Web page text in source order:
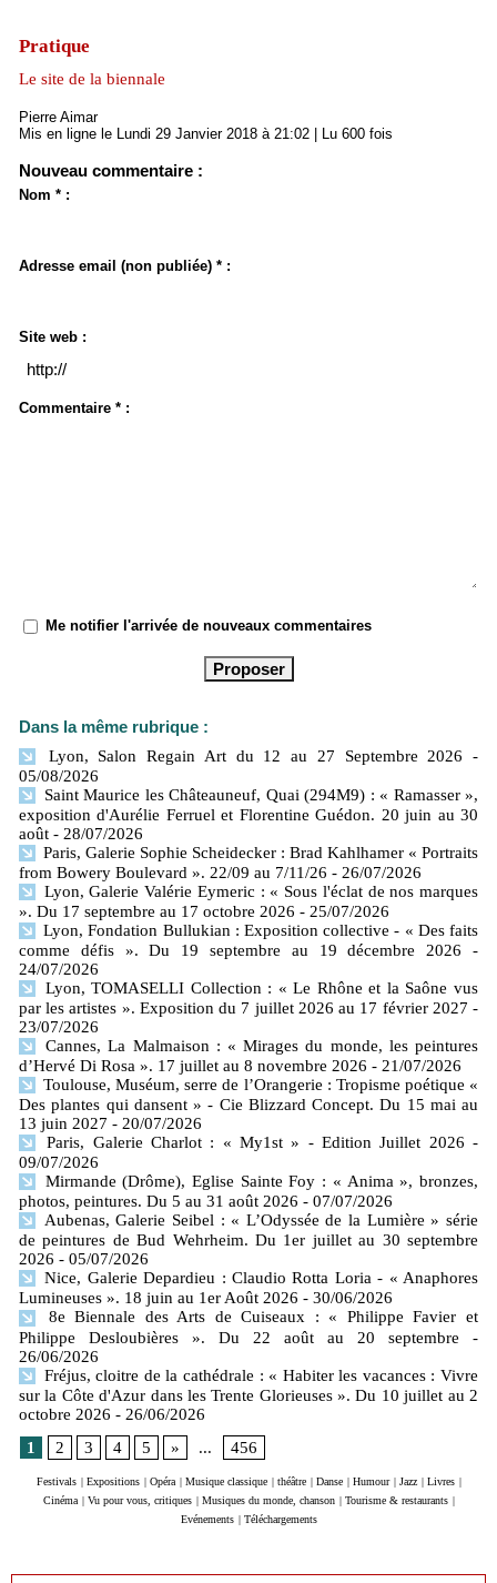
Pratique
Le site de la biennale
Pierre Aimar
Mis en ligne le Lundi 29 Janvier 2018 à 21:02 | Lu 600 fois
Nouveau commentaire :
Nom * :
Adresse email (non publiée) * :
Site web :
Commentaire * :
Me notifier l'arrivée de nouveaux commentaires
Dans la même rubrique :
Lyon, Salon Regain Art du 12 au 27 Septembre 2026
-
05/08/2026
Saint Maurice les Châteauneuf, Quai (294M9) : « Ramasser »,
exposition d'Aurélie Ferruel et Florentine Guédon. 20 juin au 30
août - 28/07/2026
Paris, Galerie Sophie Scheidecker : Brad Kahlhamer « Portraits
from Bowery Boulevard ». 22/09 au 7/11/26 - 26/07/2026
Lyon, Galerie Valérie Eymeric : « Sous l'éclat de nos marques
». Du 17 septembre au 17 octobre 2026 - 25/07/2026
Lyon, Fondation Bullukian : Exposition collective - « Des faits
comme défis ». Du 19 septembre au 19 décembre 2026
-
24/07/2026
Lyon, TOMASELLI Collection : « Le Rhône et la Saône vus
par les artistes ». Exposition du 7 juillet 2026 au 17 février 2027 -
23/07/2026
Cannes, La Malmaison : « Mirages du monde, les peintures
d’Hervé Di Rosa ». 17 juillet au 8 novembre 2026 - 21/07/2026
Toulouse, Muséum, serre de l’Orangerie : Tropisme poétique «
Des plantes qui dansent » - Cie Blizzard Concept. Du 15 mai au
13 juin 2027 - 20/07/2026
Paris, Galerie Charlot : « My1st » - Edition Juillet 2026 -
09/07/2026
Mirmande (Drôme), Eglise Sainte Foy : « Anima », bronzes,
photos, peintures. Du 5 au 31 août 2026 - 07/07/2026
Aubenas, Galerie Seibel : « L’Odyssée de la Lumière » série
de peintures de Bud Wehrheim. Du 1er juillet au 30 septembre
2026 - 05/07/2026
Nice, Galerie Depardieu : Claudio Rotta Loria - « Anaphores
Lumineuses ». 18 juin au 1er Août 2026 - 30/06/2026
8e Biennale des Arts de Cuiseaux : « Philippe Favier et
Philippe Desloubières ». Du 22 août au 20 septembre
-
26/06/2026
Fréjus, cloitre de la cathédrale : « Habiter les vacances : Vivre
sur la Côte d'Azur dans les Trente Glorieuses ». Du 10 juillet au 2
octobre 2026 - 26/06/2026
1
2 3 4 5 » ... 456
Festivals | Expositions | Opéra | Musique classique | théâtre | Danse | Humour | Jazz | Livres |
Cinéma | Vu pour vous, critiques | Musiques du monde, chanson | Tourisme & restaurants |
Evénements | Téléchargements